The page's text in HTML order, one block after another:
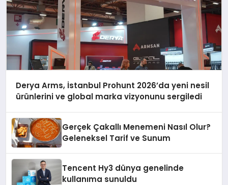
Derya Arms, İstanbul Prohunt 2026’da yeni nesil
ürünlerini ve global marka vizyonunu sergiledi
Gerçek Çakallı Menemeni Nasıl Olur?
Geleneksel Tarif ve Sunum
Tencent Hy3 dünya genelinde
kullanıma sunuldu